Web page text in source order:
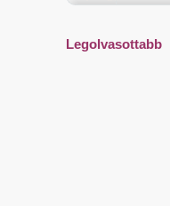
Legolvasottabb